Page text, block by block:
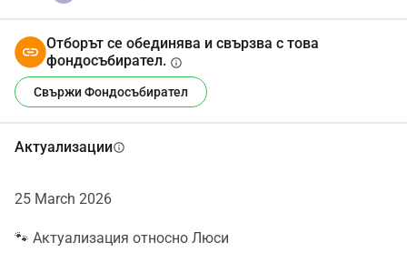
възстанови.Разбира се, ще останем прозрачни и ще
Люси премине през това, се надяваме, че в крайна
сметка ще намери топъл дом, където най-накрая ще
получи спокойствието, грижата и любовта, които
помогнат на Люси или да споделят това съобщение.И
Отборът се обединява и свързва с това
фондосъбирател. info
Свържи Фондосъбирател
Актуализацииinfo
25 March 2026
🐾 Актуализация относно Люси